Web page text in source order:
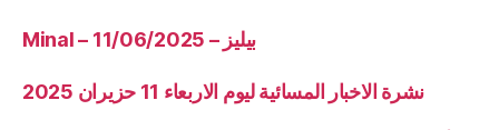
Minal – 11/06/2025 – بيليز
نشرة الاخبار المسائية ليوم الاربعاء 11 حزيران 2025